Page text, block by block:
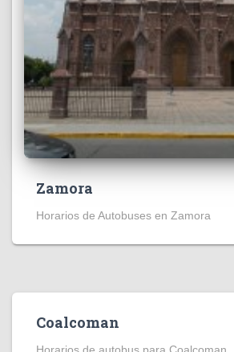
Zamora
Horarios de Autobuses en Zamora
Coalcoman